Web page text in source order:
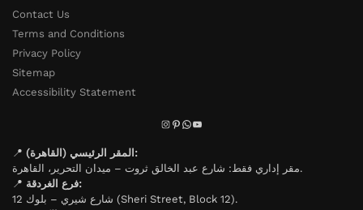
Contact Us
Terms and Conditions
Privacy Policy
Sitemap
Accessibility Statement
📍
المقر الرئيسي (القاهرة):
مقر إداري فقط: شارع عبد الخالق ثروت – ميدان التحرير، القاهرة.
📍
فرع الغردقة:
شارع شيري – بلوك 12 (Sheri Street, Block 12).